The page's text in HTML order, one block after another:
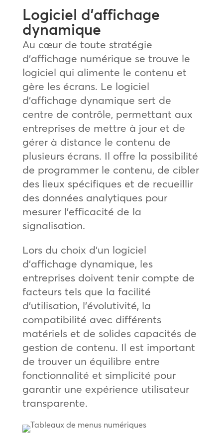
Logiciel d’affichage
dynamique
Au cœur de toute stratégie
d’affichage numérique se trouve le
logiciel qui alimente le contenu et
gère les écrans. Le logiciel
d’affichage dynamique sert de
centre de contrôle, permettant aux
entreprises de mettre à jour et de
gérer à distance le contenu de
plusieurs écrans. Il offre la possibilité
de programmer le contenu, de cibler
des lieux spécifiques et de recueillir
des données analytiques pour
mesurer l’efficacité de la
signalisation.
Lors du choix d’un logiciel
d’affichage dynamique, les
entreprises doivent tenir compte de
facteurs tels que la facilité
d’utilisation, l’évolutivité, la
compatibilité avec différents
matériels et de solides capacités de
gestion de contenu. Il est important
de trouver un équilibre entre
fonctionnalité et simplicité pour
garantir une expérience utilisateur
transparente.